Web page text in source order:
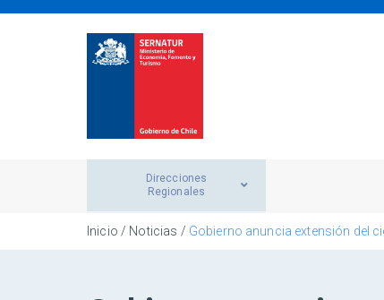
Direcciones
Regionales
Inicio / Noticias / Gobierno anuncia extensión del